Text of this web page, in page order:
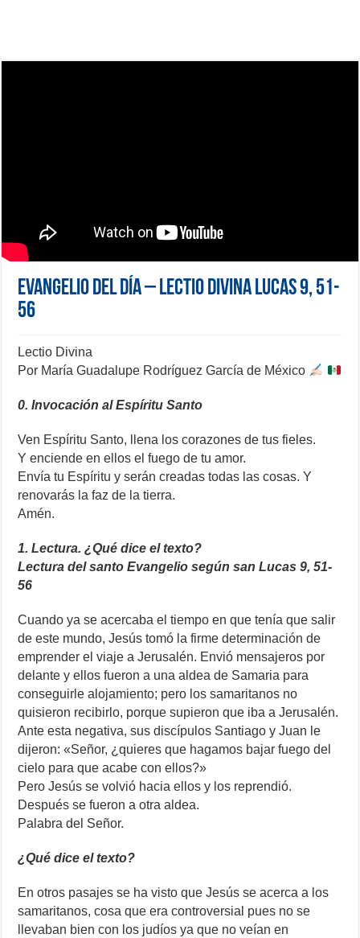
Evangelio del día – Lectio Divina Lucas 9, 51-
56
Lectio Divina
Por María Guadalupe Rodríguez García de México
0. Invocación al Espíritu Santo
Ven Espíritu Santo, llena los corazones de tus fieles.
Y enciende en ellos el fuego de tu amor.
Envía tu Espíritu y serán creadas todas las cosas. Y
renovarás la faz de la tierra.
Amén.
1. Lectura. ¿Qué dice el texto?
Lectura del santo Evangelio según san Lucas 9, 51-
56
Cuando ya se acercaba el tiempo en que tenía que salir
de este mundo, Jesús tomó la firme determinación de
emprender el viaje a Jerusalén. Envió mensajeros por
delante y ellos fueron a una aldea de Samaria para
conseguirle alojamiento; pero los samaritanos no
quisieron recibirlo, porque supieron que iba a Jerusalén.
Ante esta negativa, sus discípulos Santiago y Juan le
dijeron: «Señor, ¿quieres que hagamos bajar fuego del
cielo para que acabe con ellos?»
Pero Jesús se volvió hacia ellos y los reprendió.
Después se fueron a otra aldea.
Palabra del Señor.
¿Qué dice el texto?
En otros pasajes se ha visto que Jesús se acerca a los
samaritanos, cosa que era controversial pues no se
llevaban bien con los judíos ya que no veían en